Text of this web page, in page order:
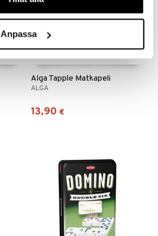
Anpassa
Alga Tapple Matkapeli
ALGA
13,90 €